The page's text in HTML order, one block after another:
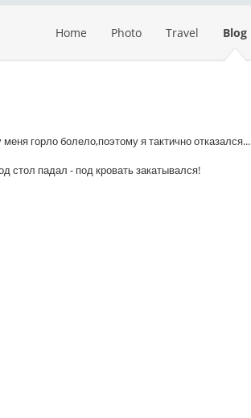
Home Photo Travel Blog
горло болело,поэтому я тактично отказался...
стол падал - под кровать закатывался!